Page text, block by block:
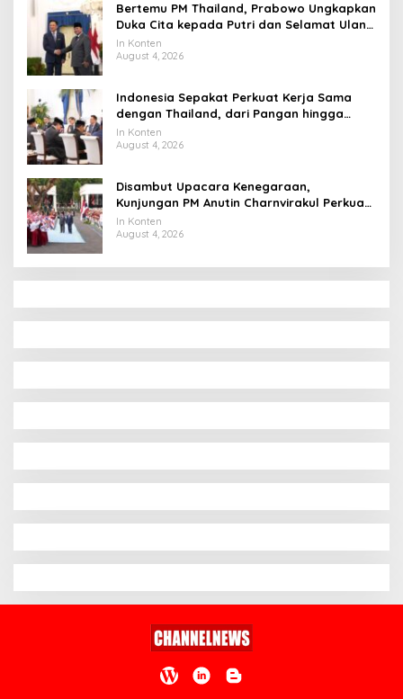
Bertemu PM Thailand, Prabowo Ungkapkan
Duka Cita kepada Putri dan Selamat Ulang
Tahun ke Raja Thailand
In Konten
August 4, 2026
Indonesia Sepakat Perkuat Kerja Sama
dengan Thailand, dari Pangan hingga
Ekonomi Digital
In Konten
August 4, 2026
Disambut Upacara Kenegaraan,
Kunjungan PM Anutin Charnvirakul Perkuat
Hubungan Indonesia-Thailand
In Konten
August 4, 2026